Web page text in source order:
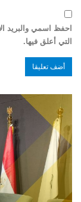
احفظ اسمي والبريد
التي أعلق فيها.